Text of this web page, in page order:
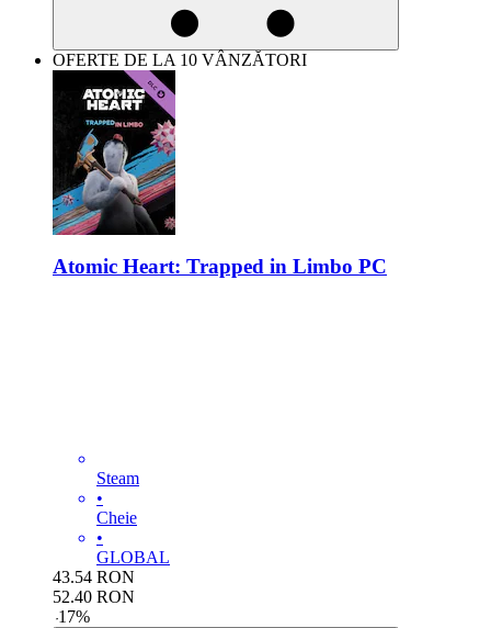
OFERTE DE LA 10 VÂNZĂTORI
Atomic Heart: Trapped in Limbo PC
Steam
•
Cheie
•
GLOBAL
43.54 RON
52.40 RON
-17%